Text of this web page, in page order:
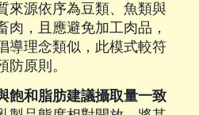
來源依序為豆類、魚類與
肉，且應避免加工肉品，
導理念類似，此模式較符
防原則。
飽和脂肪建議攝取量一致